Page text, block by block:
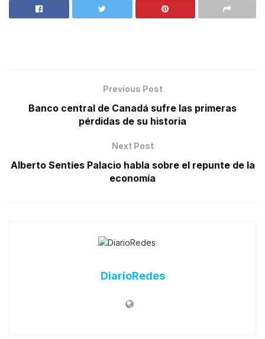
Previous Post
Banco central de Canadá sufre las primeras
pérdidas de su historia
Next Post
Alberto Sentíes Palacio habla sobre el repunte de la
economía
DiarioRedes